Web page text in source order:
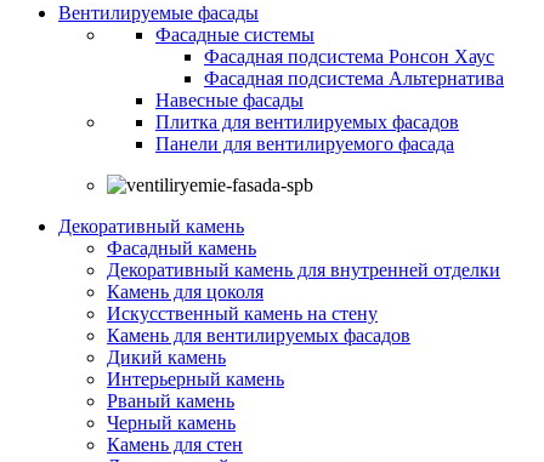
Вентилируемые фасады
Фасадные системы
Фасадная подсистема Ронсон Хаус
Фасадная подсистема Альтернатива
Навесные фасады
Плитка для вентилируемых фасадов
Панели для вентилируемого фасада
Декоративный камень
Фасадный камень
Декоративный камень для внутренней отделки
Камень для цоколя
Искусственный камень на стену
Камень для вентилируемых фасадов
Дикий камень
Интерьерный камень
Рваный камень
Черный камень
Камень для стен